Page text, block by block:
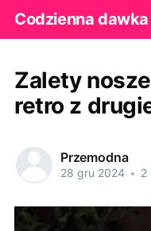
Codzienna
Zalety
retro z
Przemodna
28 gru 2024 • 2